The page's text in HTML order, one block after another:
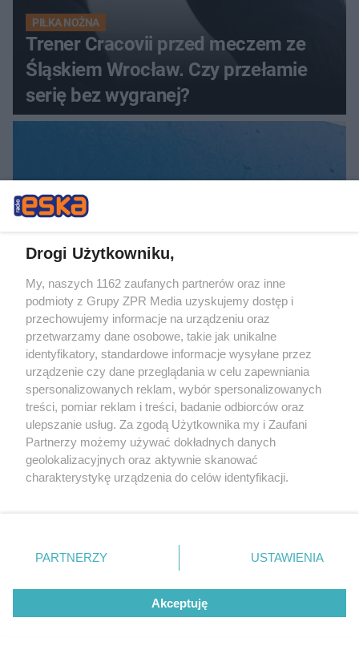
PIŁKA NOŻNA
Trener Cracovii przed meczem ze
Śląskiem Wrocław. Czy przełamie
serię bez wygranej?
Zagrożenie wybuchem w
Swarzędzu. Policja zatrzymała 35-
latka, który zgłosił ładunek w swoim
aucie
Oszustwo w powiecie trzebnickim.
Drogi Użytkowniku,
My, naszych 1162 zaufanych partnerów oraz inne
podmioty z Grupy ZPR Media uzyskujemy dostęp i
przechowujemy informacje na urządzeniu oraz
przetwarzamy dane osobowe, takie jak unikalne
identyfikatory, standardowe informacje wysyłane przez
urządzenie czy dane przeglądania w celu zapewniania
spersonalizowanych reklam, wybór spersonalizowanych
treści, pomiar reklam i treści, badanie odbiorców oraz
ulepszanie usług. Za zgodą Użytkownika my i Zaufani
Partnerzy możemy używać dokładnych danych
geolokalizacyjnych oraz aktywnie skanować
charakterystykę urządzenia do celów identyfikacji.
zmienić/wycofać klikając przycisk ustawień prywatności
znajdujący się w lewym dolnym rogu strony
rodzaje przetwarzania danych nie wymagają zgody
użytkownika, ale masz prawo sprzeciwić się takiemu
przetwarzaniu. Preferencje będą miały zastosowanie tylko
PARTNERZY USTAWIENIA
Akceptuję